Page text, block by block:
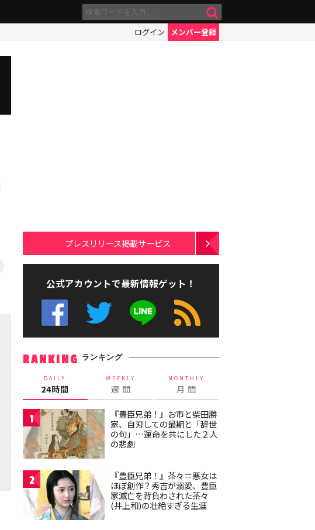
ログイン メンバー登録
プレスリリース掲載サービス
公式アカウントで最新情報ゲット！
RANKING ランキング
DAILY
24時間
WEEKLY
週 間
MONTHLY
月 間
1
『豊臣兄弟！』お市と柴田勝
家、自刃しての最期と「辞世
の句」…運命を共にした２人
の悲劇
2
『豊臣兄弟！』茶々＝悪女は
ほぼ創作？秀吉が溺愛、豊臣
家滅亡を背負わされた茶々
(井上和)の壮絶すぎる生涯